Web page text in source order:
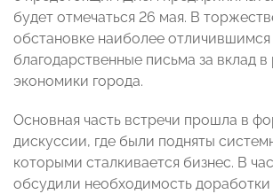
будет отмечаться 26 мая. В
обстановке наиболее
благодарственные письма за вклад в
экономики города.
Основная часть встречи прошла в
дискуссии, где были подняты
которыми сталкивается бизнес. В
обсудили необходимость